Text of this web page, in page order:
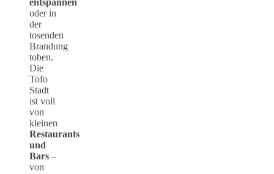
oder in
der
tosenden
Brandung
toben.
Die
Tofo
Stadt
ist voll
von
kleinen
Restaurants
und
Bars –
von